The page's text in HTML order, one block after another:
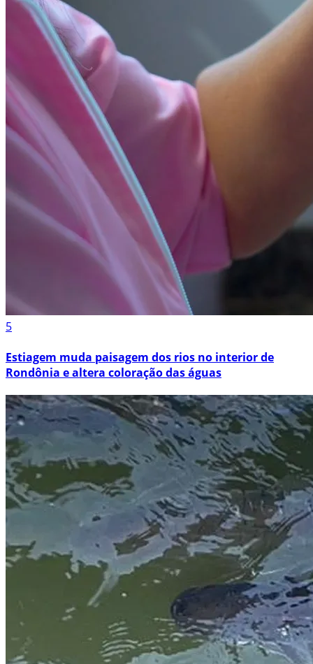
5
Estiagem muda paisagem dos rios no interior de
Rondônia e altera coloração das águas